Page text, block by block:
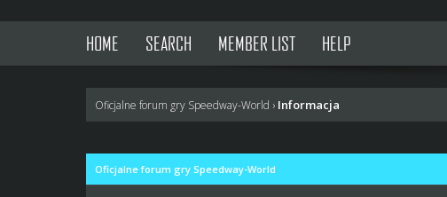
HOME SEARCH MEMBER LIST HELP
Oficjalne forum gry Speedway-World › Informacja
Oficjalne forum gry Speedway-World